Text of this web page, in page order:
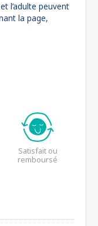
l’adulte peuvent
la page,
Satisfait ou
remboursé